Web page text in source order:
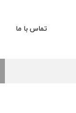
تماس با ما